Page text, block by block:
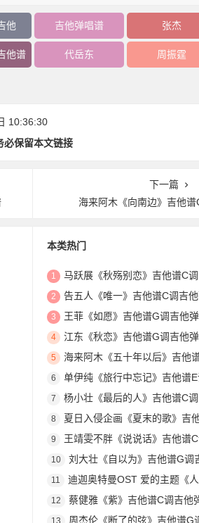
他 吉他弹唱谱 张杰
他谱 代岳东 周振霆
10:36:30
必保留本文链接
下一篇
海来阿木《向南边》吉他
本类热门
1 马跃展《秋殇别恋》吉他谱C
2 告五人《唯一》吉他谱C调吉
3 王菲《如愿》吉他谱G调吉他
4 江东《秋恋》吉他谱G调吉他
5 海来阿木《五十年以后》吉他
6 单伊纯《旅行中忘记》吉他谱
7 杨小壮《最后的人》吉他谱C
8 夏日入侵企画《夏末的歌》吉
9 王靖雯不胖《说说话》吉他谱
10 刘大壮《自以为》吉他谱G调
11 迪迦奥特曼OST 爱的主题《人类之光 愛のテー
12 蔡健雅《紫》吉他谱C调吉他
13 周杰伦《断了的弦》吉他谱G